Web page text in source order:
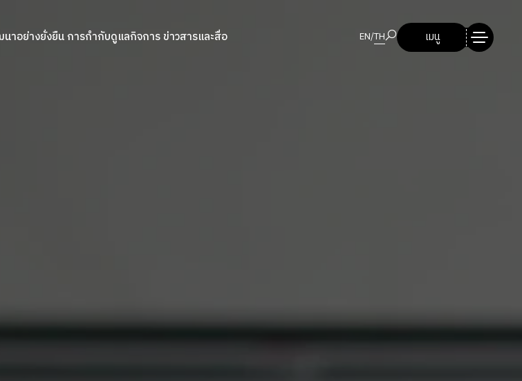
าอย่างยั่งยืนการกำกับดูแลกิจการ ข่าวสารและสื่อ EN/TH เมนู